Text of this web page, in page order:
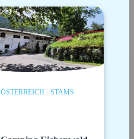
ÖSTERREICH - STAMS